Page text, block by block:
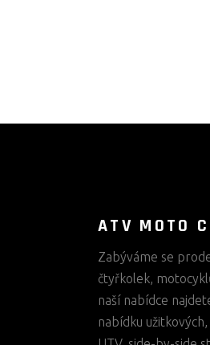
ATV MOTO
Zabýváme se
čtyřkolek,
naší nabídce
nabídku